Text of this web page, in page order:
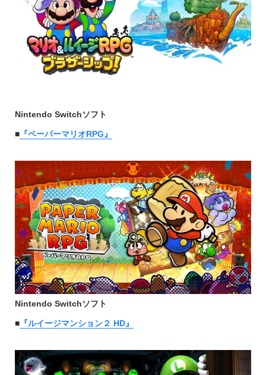
Nintendo Switchソフト
■『ペーパーマリオRPG』
Nintendo Switchソフト
■『ルイージマンション２ HD』